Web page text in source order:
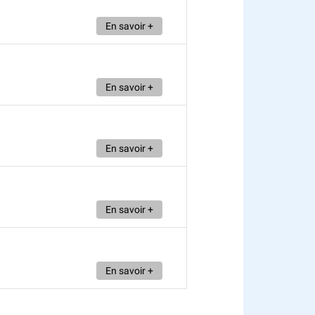
En savoir +
En savoir +
En savoir +
En savoir +
En savoir +